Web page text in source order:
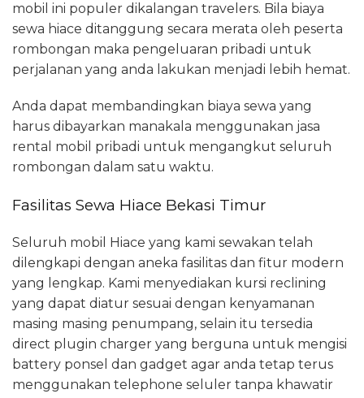
mobil ini populer dikalangan travelers. Bila biaya
sewa hiace ditanggung secara merata oleh peserta
rombongan maka pengeluaran pribadi untuk
perjalanan yang anda lakukan menjadi lebih hemat.
Anda dapat membandingkan biaya sewa yang
harus dibayarkan manakala menggunakan jasa
rental mobil pribadi untuk mengangkut seluruh
rombongan dalam satu waktu.
Fasilitas Sewa Hiace Bekasi Timur
Seluruh mobil Hiace yang kami sewakan telah
dilengkapi dengan aneka fasilitas dan fitur modern
yang lengkap. Kami menyediakan kursi reclining
yang dapat diatur sesuai dengan kenyamanan
masing masing penumpang, selain itu tersedia
direct plugin charger yang berguna untuk mengisi
battery ponsel dan gadget agar anda tetap terus
menggunakan telephone seluler tanpa khawatir